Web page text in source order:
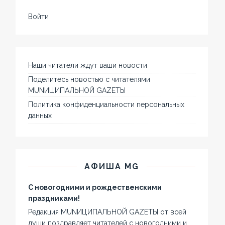
Войти
Наши читатели ждут ваши новости
Поделитесь новостью с читателями
MUNИЦИПАЛЬНОЙ GAZЕТЫ
Политика конфиденциальности персональных
данных
АФИША MG
С новогодними и рождественскими
праздниками!
Редакция MUNИЦИПАЛЬНОЙ GAZЕТЫ от всей
души поздравляет читателей с новогодними и